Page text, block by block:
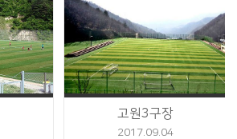
고원3구장
2017.09.04